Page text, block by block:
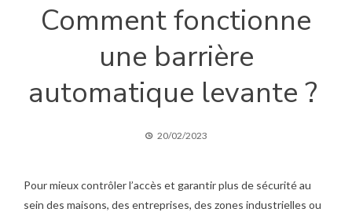
Comment fonctionne
une barrière
automatique levante ?
20/02/2023
Pour mieux contrôler l’accès et garantir plus de sécurité au
sein des maisons, des entreprises, des zones industrielles ou